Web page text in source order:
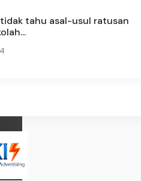
tidak tahu asal-usul ratusan